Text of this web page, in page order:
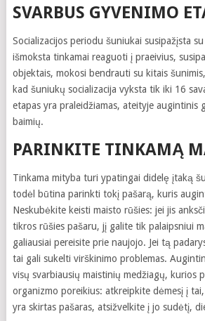
SVARBUS GYVENIMO
Socializacijos periodu šuniukai susipažįsta
išmoksta tinkamai reaguoti į praeivius,
objektais, mokosi bendrauti su kitais
kad šuniukų socializacija vyksta tik iki 16
etapas yra praleidžiamas, ateityje augintinis
baimių.
PARINKITE TINKAMĄ
Tinkama mityba turi ypatingai didelę įtaką
todėl būtina parinkti tokį pašarą, kuris
Neskubėkite keisti maisto rūšies: jei jis
tikros rūšies pašaru, jį galite tik palaipsniui
galiausiai pereisite prie naujojo. Jei tą
tai gali sukelti virškinimo problemas.
visų svarbiausių maistinių medžiagų, kurios
organizmo poreikius: atkreipkite dėmesį į
yra skirtas pašaras, atsižvelkite į jo sudėtį,